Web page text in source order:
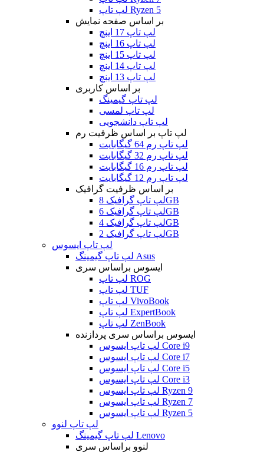
لپ تاپ Ryzen 5
بر اساس صفحه نمایش
لپ تاپ 17 اینچ
لپ تاپ 16 اینچ
لپ تاپ 15 اینچ
لپ تاپ 14 اینچ
لپ تاپ 13 اینچ
بر اساس کاربری
لپ تاپ گیمینگ
لپ تاپ لمسی
لپ تاپ دانشجویی
لپ تاپ بر اساس ظرفیت رم
لپ تاپ رم 64 گیگابایت
لپ تاپ رم 32 گیگابایت
لپ تاپ رم 16 گیگابایت
لپ تاپ رم 12 گیگابایت
بر اساس ظرفیت گرافیک
لپ تاپ گرافیک 8GB
لپ تاپ گرافیک 6GB
لپ تاپ گرافیک 4GB
لپ تاپ گرافیک 2GB
لپ تاپ ایسوس
لپ تاپ گیمینگ Asus
ایسوس براساس سری
لپ تاپ ROG
لپ تاپ TUF
لپ تاپ VivoBook
لپ تاپ ExpertBook
لپ تاپ ZenBook
ایسوس براساس سری پردازنده
لپ تاپ ایسوس Core i9
لپ تاپ ایسوس Core i7
لپ تاپ ایسوس Core i5
لپ تاپ ایسوس Core i3
لپ تاپ ایسوس Ryzen 9
لپ تاپ ایسوس Ryzen 7
لپ تاپ ایسوس Ryzen 5
لپ تاپ لنوو
لپ تاپ گیمینگ Lenovo
لنوو براساس سری